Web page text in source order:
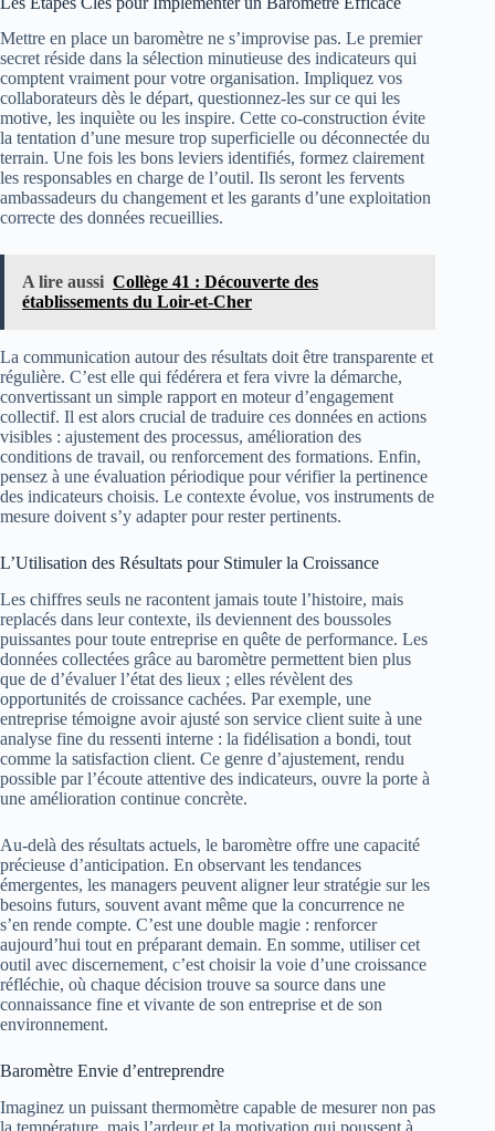
Mettre en place un baromètre ne s’improvise pas. Le premier
secret réside dans la sélection minutieuse des indicateurs qui
comptent vraiment pour votre organisation. Impliquez vos
collaborateurs dès le départ, questionnez-les sur ce qui les
motive, les inquiète ou les inspire. Cette co-construction évite
la tentation d’une mesure trop superficielle ou déconnectée du
terrain. Une fois les bons leviers identifiés, formez clairement
les responsables en charge de l’outil. Ils seront les fervents
ambassadeurs du changement et les garants d’une exploitation
correcte des données recueillies.
A lire aussi Collège 41 : Découverte des
établissements du Loir-et-Cher
La communication autour des résultats doit être transparente et
régulière. C’est elle qui fédérera et fera vivre la démarche,
convertissant un simple rapport en moteur d’engagement
collectif. Il est alors crucial de traduire ces données en actions
visibles : ajustement des processus, amélioration des
conditions de travail, ou renforcement des formations. Enfin,
pensez à une évaluation périodique pour vérifier la pertinence
des indicateurs choisis. Le contexte évolue, vos instruments de
mesure doivent s’y adapter pour rester pertinents.
L’Utilisation des Résultats pour Stimuler la Croissance
Les chiffres seuls ne racontent jamais toute l’histoire, mais
replacés dans leur contexte, ils deviennent des boussoles
puissantes pour toute entreprise en quête de performance. Les
données collectées grâce au baromètre permettent bien plus
que de d’évaluer l’état des lieux ; elles révèlent des
opportunités de croissance cachées. Par exemple, une
entreprise témoigne avoir ajusté son service client suite à une
analyse fine du ressenti interne : la fidélisation a bondi, tout
comme la satisfaction client. Ce genre d’ajustement, rendu
possible par l’écoute attentive des indicateurs, ouvre la porte à
une amélioration continue concrète.
Au-delà des résultats actuels, le baromètre offre une capacité
précieuse d’anticipation. En observant les tendances
émergentes, les managers peuvent aligner leur stratégie sur les
besoins futurs, souvent avant même que la concurrence ne
s’en rende compte. C’est une double magie : renforcer
aujourd’hui tout en préparant demain. En somme, utiliser cet
outil avec discernement, c’est choisir la voie d’une croissance
réfléchie, où chaque décision trouve sa source dans une
connaissance fine et vivante de son entreprise et de son
environnement.
Baromètre Envie d’entreprendre
Imaginez un puissant thermomètre capable de mesurer non pas
la température, mais l’ardeur et la motivation qui poussent à